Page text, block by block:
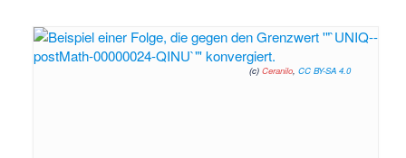
(c) Ceranilo, CC BY-SA 4.0